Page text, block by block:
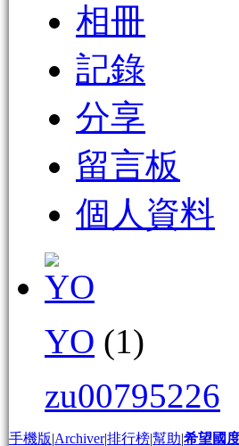
相冊
記錄
分享
留言板
個人資料
YO (1)
zu00795226
手機版|Archiver|排行榜|幫助|希望國